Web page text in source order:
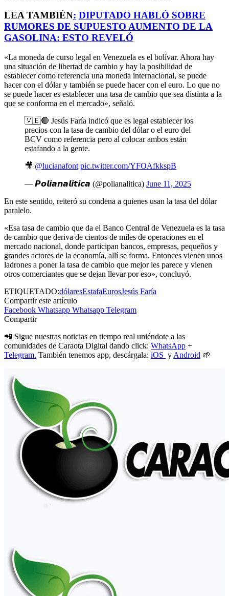
LEA TAMBIÉN: DIPUTADO HABLÓ SOBRE
RUMORES DE SUPUESTO AUMENTO DE LA
GASOLINA: ESTO REVELÓ
«La moneda de curso legal en Venezuela es el bolívar. Ahora hay
una situación de libertad de cambio y hay la posibilidad de
establecer como referencia una moneda internacional, se puede
hacer con el dólar y también se puede hacer con el euro. Lo que no
se puede hacer es establecer una tasa de cambio que sea distinta a la
que se conforma en el mercado», señaló.
🇻🇪🔴 Jesús Faría indicó que es legal establecer los
precios con la tasa de cambio del dólar o el euro del
BCV como referencia pero al colocar ambos están
estafando a la gente.
🎥 @lucianafont pic.twitter.com/YFOAfkkspB
— 𝙋𝙤𝙡𝙞𝙖𝙣𝙖𝙡𝙞𝙩𝙞𝙘𝙖 (@polianalitica) June 11, 2025
En este sentido, reiteró su condena a quienes usan la tasa del dólar
paralelo.
«Esa tasa de cambio que da el Banco Central de Venezuela es la tasa
de cambio que deriva de cientos de miles de operaciones en el
mercado nacional, donde participan bancos, empresas, pequeños y
grandes actores de la economía, allí se forma. Entonces vienen unos
ladrones a poner la tasa de cambio que mejor les parece y vienen
otros comerciantes que se dejan llevar por eso», concluyó.
ETIQUETADO:dólaresEstafaEurosJesús Faría
Compartir este artículo
Facebook Whatsapp Whatsapp Telegram
Compartir
📲 Sigue nuestras noticias en tiempo real uniéndote a las
comunidades de Caraota Digital dando click: WhatsApp +
Telegram. También tenemos app, descárgala: iOS y Android 🌱